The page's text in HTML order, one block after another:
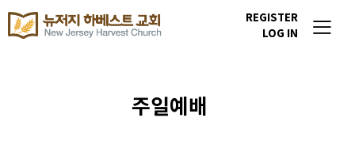
REGISTER
LOG IN
주일예배